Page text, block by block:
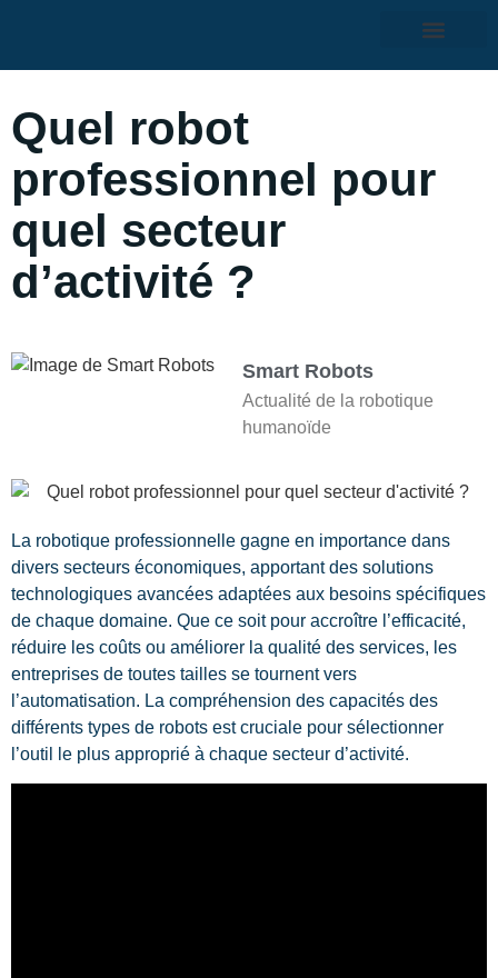
Quel robot
professionnel pour
quel secteur
d’activité ?
Smart Robots
Actualité de la robotique
humanoïde
La robotique professionnelle gagne en importance dans
divers secteurs économiques, apportant des solutions
technologiques avancées adaptées aux besoins spécifiques
de chaque domaine. Que ce soit pour accroître l’efficacité,
réduire les coûts ou améliorer la qualité des services, les
entreprises de toutes tailles se tournent vers
l’automatisation. La compréhension des capacités des
différents types de robots est cruciale pour sélectionner
l’outil le plus approprié à chaque secteur d’activité.